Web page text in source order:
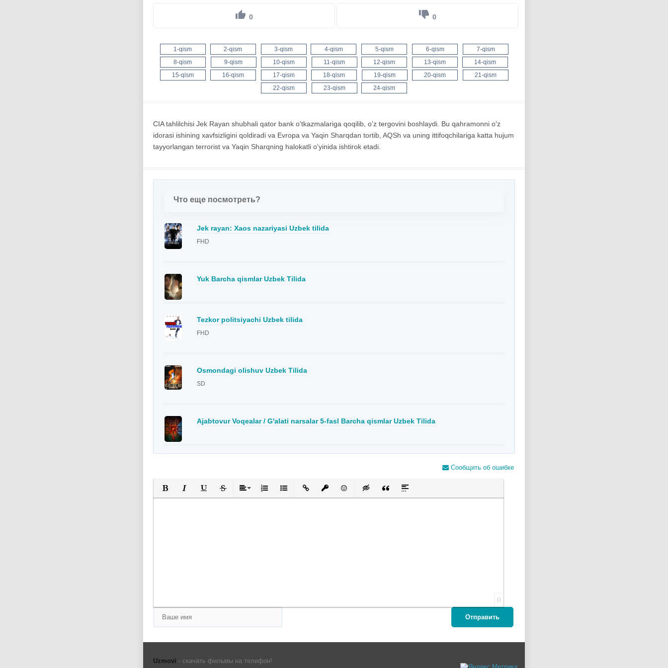
0 0
1-qism 2-qism 3-qism 4-qism 5-qism 6-qism
7-qism
8-qism
9-qism 10-qism 11-qism 12-qism 13-qism
14-qism
15-qism
16-qism 17-qism 18-qism 19-qism 20-qism
21-qism
22-qism
23-qism 24-qism
CIA tahlilchisi Jek Rayan shubhali qator bank o'tkazmalariga qoqilib, o'z tergovini boshlaydi. Bu qahramonni o'z
idorasi ishining xavfsizligini qoldiradi va Evropa va Yaqin Sharqdan tortib, AQSh va uning ittifoqchilariga katta hujum
tayyorlangan terrorist va Yaqin Sharqning halokatli o'yinida ishtirok etadi.
Что еще посмотреть?
Jek rayan: Xaos nazariyasi Uzbek tilida
FHD
Yuk Barcha qismlar Uzbek Tilida
Tezkor politsiyachi Uzbek tilida
FHD
Osmondagi olishuv Uzbek Tilida
SD
Ajabtovur Voqealar / G'alati narsalar 5-fasl Barcha qismlar Uzbek Tilida
Сообщить об ошибке
Полужирный
КурсивПодчеркнутый
ЗачеркнутыйВыравнивание
Нумерованный список
Маркированный список
Вставить ссылку
Вставить защищенную ссылку
Вставить смайлик
Вставка скрытого текста
Вставка цитаты
Вставка спойлера
0
Отправить
Uzmovi - скачать фильмы на телефон!